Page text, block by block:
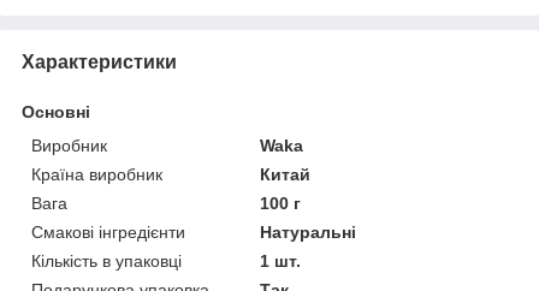
Характеристики
Основні
Виробник
Waka
Країна виробник
Китай
Вага
100 г
Смакові інгредієнти
Натуральні
Кількість в упаковці
1 шт.